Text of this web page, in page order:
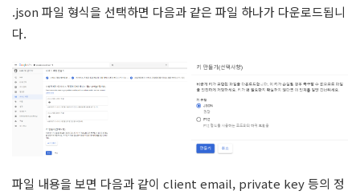
.json 파일 형식을 선택하면 다음과 같은 파일 하나가 다운로드됩니
다.
파일 내용을 보면 다음과 같이 client email, private key 등의 정